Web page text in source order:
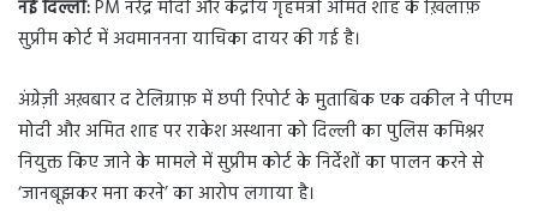
नई दिल्ली:PM नरेंद्र मोदी और केंद्रीय गृहमंत्री अमित शाह के ख़िलाफ़
सुप्रीम कोर्ट में अवमाननना याचिका दायर की गई है।
अंग्रेज़ी अख़बार द टेलिग्राफ़ में छपी रिपोर्ट के मुताबिक एक वकील ने पीएम
मोदी और अमित शाह पर राकेश अस्थाना को दिल्ली का पुलिस कमिश्नर
नियुक्त किए जाने के मामले में सुप्रीम कोर्ट के निर्देशों का पालन करने से
‘जानबूझकर मना करने’ का आरोप लगाया है।